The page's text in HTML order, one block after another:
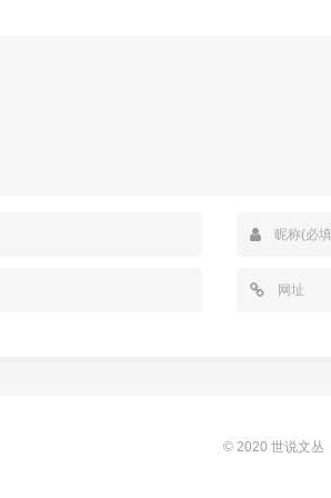
© 2020 世说文丛